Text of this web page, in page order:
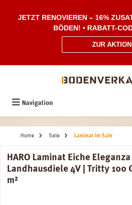
JETZT RENOVIEREN – 16%
BÖDEN! • RABATT-
ZUR AKTION
Navigation
Home Sale Laminat im Sale
HARO Laminat Eiche
Landhausdiele 4V | Tritty 100
m²